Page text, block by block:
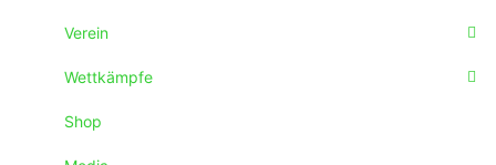
Verein
Wettkämpfe
Shop